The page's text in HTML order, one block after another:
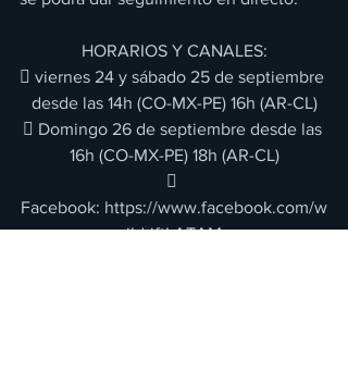
HORARIOS Y CANALES:
 viernes 24 y sábado 25 de septiembre
desde las 14h (CO-MX-PE) 16h (AR-CL)
 Domingo 26 de septiembre desde las
16h (CO-MX-PE) 18h (AR-CL)

Facebook: https://www.facebook.com/w
ildriftLATAM